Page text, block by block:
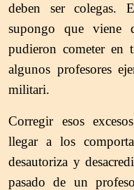
deben ser colegas.
supongo que viene
pudieron cometer en
algunos profesores
militari.
Corregir esos
llegar a los
desautoriza y
pasado de un